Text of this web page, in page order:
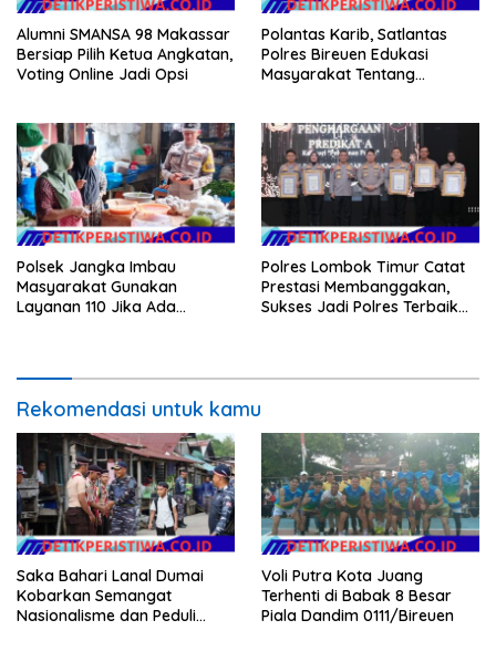
Alumni SMANSA 98 Makassar
Bersiap Pilih Ketua Angkatan,
Voting Online Jadi Opsi
Polantas Karib, Satlantas
Polres Bireuen Edukasi
Masyarakat Tentang
Polsek Jangka Imbau
Masyarakat Gunakan
Layanan 110 Jika Ada
Polres Lombok Timur Catat
Prestasi Membanggakan,
Sukses Jadi Polres Terbaik
Rekomendasi untuk kamu
Saka Bahari Lanal Dumai
Kobarkan Semangat
Nasionalisme dan Peduli
Voli Putra Kota Juang
Terhenti di Babak 8 Besar
Piala Dandim 0111/Bireuen